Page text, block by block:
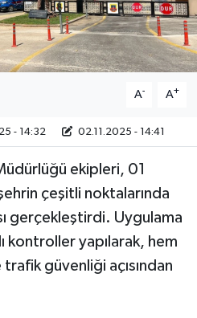
A- A+
- 14:32 02.11.2025 - 14:41
ekipleri, 01
çeşitli noktalarında
gerçekleştirdi. Uygulama
kontroller yapılarak, hem
trafik güvenliği açısından